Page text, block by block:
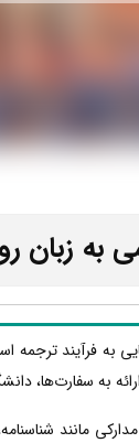
به زبان
به فرآیند
به سفارت‌ها،
مانند